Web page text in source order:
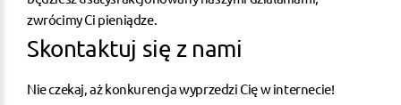
zwrócimy Ci pieniądze.
Skontaktuj się z nami
Nie czekaj, aż konkurencja wyprzedzi Cię w internecie!